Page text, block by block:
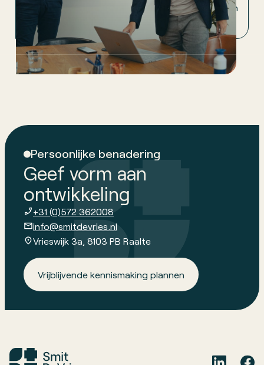
plateau. Fundament voor Organisatie, Mensen en
Finance. Van inzicht tot uitvoering. En daarna.
Persoonlijke benadering
Geef vorm aan
ontwikkeling
+31 (0)572 362008
info@smitdevries.nl
Vrieswijk 3a, 8103 PB Raalte
Vrijblijvende kennismaking plannen